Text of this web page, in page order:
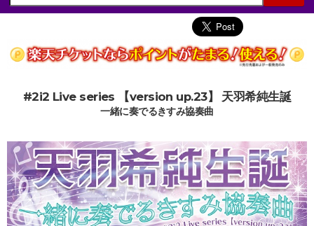
#2i2 Live series 【version up.23】 天羽希純生誕
一緒に奏でるきすみ協奏曲